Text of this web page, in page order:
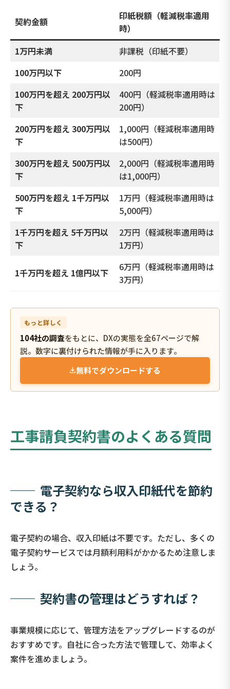
契約金額
印紙税額（軽減税率適用
時）
1万円未満
非課税（印紙不要）
100万円以下
200円
100万円を超え 200万円以
下
400円（軽減税率適用時は
200円）
200万円を超え 300万円以
下
1,000円（軽減税率適用時
は500円）
300万円を超え 500万円以
下
2,000円（軽減税率適用時
は1,000円）
500万円を超え 1千万円以
下
1万円（軽減税率適用時は
5,000円）
1千万円を超え 5千万円以
下
2万円（軽減税率適用時は
1万円）
1千万円を超え 1億円以下
6万円（軽減税率適用時は
3万円）
もっと詳しく
104社の調査をもとに、DXの実態を全67ページで解
説。数字に裏付けられた情報が手に入ります。
無料でダウンロードする
工事請負契約書のよくある質問
── 電子契約なら収入印紙代を節約
できる？
電子契約の場合、収入印紙は不要です。ただし、多くの
電子契約サービスでは月額利用料がかかるため注意しま
しょう。
── 契約書の管理はどうすれば？
事業規模に応じて、管理方法をアップグレードするのが
おすすめです。自社に合った方法で管理して、効率よく
案件を進めましょう。